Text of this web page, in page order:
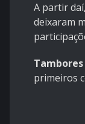
A partir
deixaram
primeiros